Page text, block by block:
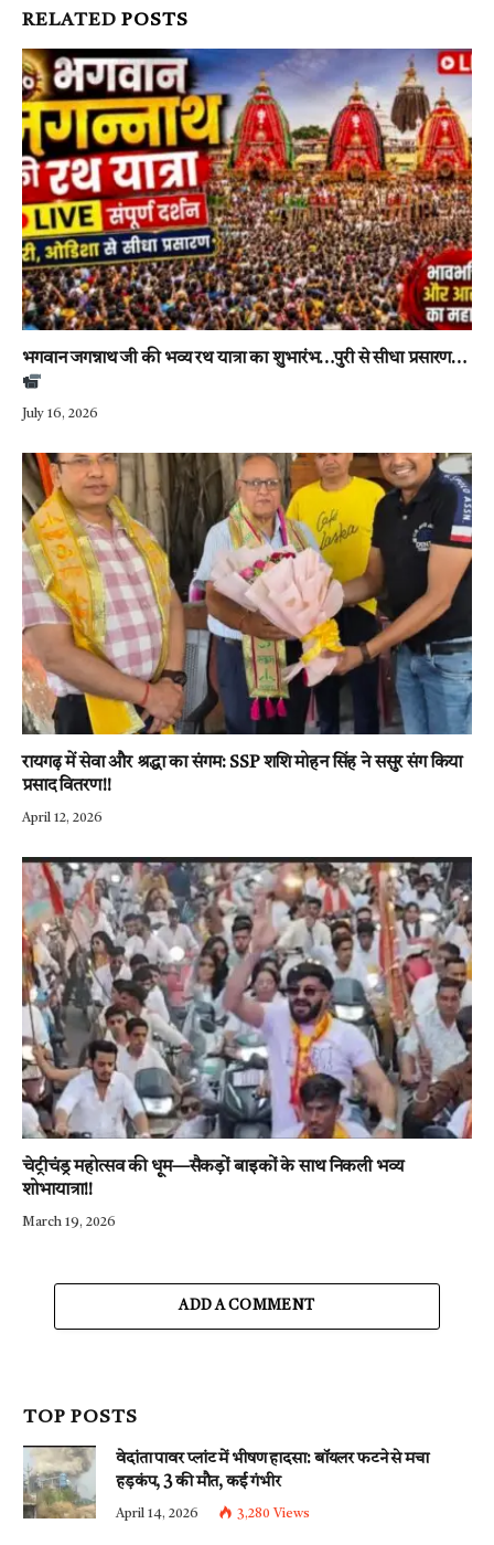
RELATEDPOSTS
भगवान जगन्नाथ जी की भव्य रथ यात्रा का शुभारंभ…पुरी से सीधा प्रसारण…
July 16, 2026
रायगढ़ में सेवा और श्रद्धा का संगम: SSP शशि मोहन सिंह ने ससुर संग किया
प्रसाद वितरण!!
April 12, 2026
चेट्रीचंड्र महोत्सव की धूम—सैकड़ों बाइकों के साथ निकली भव्य
शोभायात्रा!!
March 19, 2026
ADD A COMMENT
TOP POSTS
वेदांता पावर प्लांट में भीषण हादसा: बॉयलर फटने से मचा
हड़कंप, 3 की मौत, कई गंभीर
April 14, 2026 3,280 Views